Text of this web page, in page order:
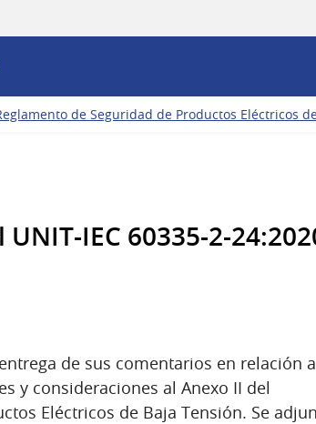
de Seguridad de Productos Eléctricos
IEC 60335-2-
de sus comentarios en relación
y consideraciones al Anexo II del
Eléctricos de Baja Tensión. Se